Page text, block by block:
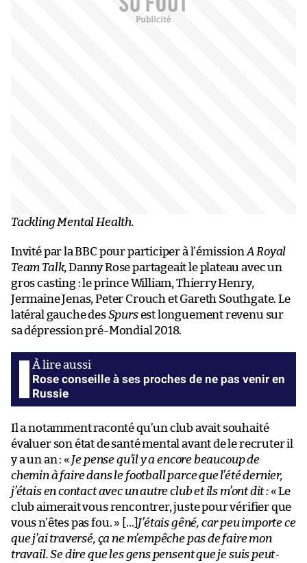
Tackling Mental Health.
Invité par la BBC pour participer à l’émission A Royal
Team Talk, Danny Rose partageait le plateau avec un
gros casting : le prince William, Thierry Henry,
Jermaine Jenas, Peter Crouch et Gareth Southgate. Le
latéral gauche desSpursest longuement revenu sur
sa dépression pré-Mondial 2018.
Rose conseille à ses proches de ne pas venir en
Russie
Il a notamment raconté qu’un club avait souhaité
évaluer son état de santé mental avant de le recruter il
y a un an : « Je pense qu’il y a encore beaucoup de
chemin à faire dans le football parce que l’été dernier,
j’étais en contact avec un autre club et ils m’ont dit :« Le
club aimerait vous rencontrer, juste pour vérifier que
vous n’êtes pas fou. »
[…] J’étais gêné, car peu importe ce
que j’ai traversé, ça ne m’empêche pas de faire mon
travail. Se dire que les gens pensent que je suis peut-